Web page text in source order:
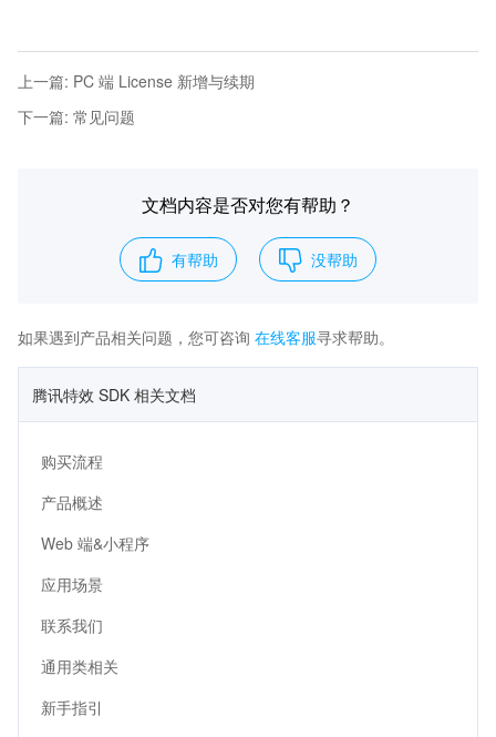
上一篇: PC 端 License 新增与续期
下一篇: 常见问题
文档内容是否对您有帮助？
有帮助 没帮助
如果遇到产品相关问题，您可咨询 在线客服寻求帮助。
腾讯特效 SDK 相关文档
购买流程
产品概述
Web 端&小程序
应用场景
联系我们
通用类相关
新手指引